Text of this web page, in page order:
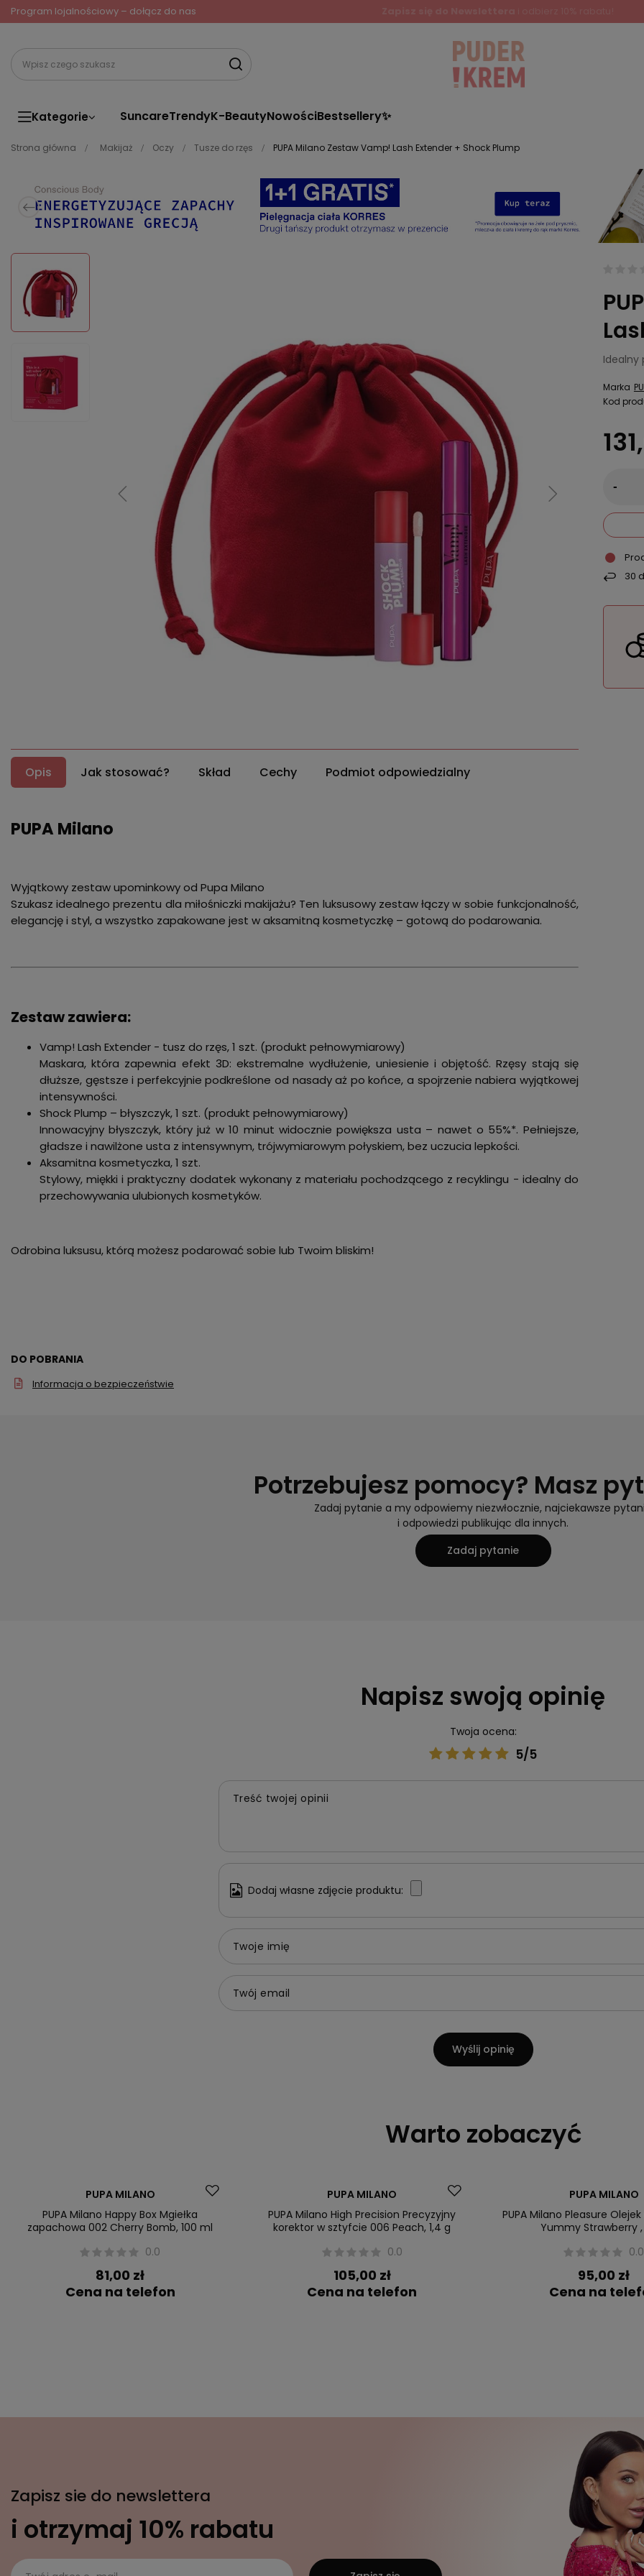
Program lojalnościowy – dołącz do nas
Kategorie SuncareTrendyK-BeautyNowościBestsellery✨
Strona główna Makijaż Oczy Tusze do rzęs PUPA Milano Zestaw Vamp! Lash Extender + Shock Plump
Opis Jak stosować? Skład Cechy Podmiot odpowiedzialny
PUPA Milano
Wyjątkowy zestaw upominkowy od Pupa Milano
Szukasz idealnego prezentu dla miłośniczki makijażu? Ten luksusowy zestaw łączy w sobie funkcjonalność,
elegancję i styl, a wszystko zapakowane jest w aksamitną kosmetyczkę – gotową do podarowania.
Zestaw zawiera:
Vamp! Lash Extender - tusz do rzęs, 1 szt. (produkt pełnowymiarowy)
Maskara, która zapewnia efekt 3D: ekstremalne wydłużenie, uniesienie i objętość. Rzęsy stają się
dłuższe, gęstsze i perfekcyjnie podkreślone od nasady aż po końce, a spojrzenie nabiera wyjątkowej
intensywności.
Shock Plump – błyszczyk, 1 szt. (produkt pełnowymiarowy)
Innowacyjny błyszczyk, który już w 10 minut widocznie powiększa usta – nawet o 55%*. Pełniejsze,
gładsze i nawilżone usta z intensywnym, trójwymiarowym połyskiem, bez uczucia lepkości.
Aksamitna kosmetyczka, 1 szt.
Stylowy, miękki i praktyczny dodatek wykonany z materiału pochodzącego z recyklingu - idealny do
przechowywania ulubionych kosmetyków.
Odrobina luksusu, którą możesz podarować sobie lub Twoim bliskim!
Idealny
Marka
Kod
-
30
DO POBRANIA
Informacja o bezpieczeństwie
Potrzebujesz pomocy? Masz
Zadaj pytanie a my odpowiemy niezwłocznie, najciekawsze
i odpowiedzi publikując dla innych.
Zadaj pytanie
Napisz swoją opinię
Twoja ocena:
5/5
Treść twojej opinii
Dodaj własne zdjęcie produktu:
Twoje imię
Twój email
Wyślij opinię
Warto zobaczyć
PUPA MILANO
PUPA Milano Happy Box Mgiełka
zapachowa 002 Cherry Bomb, 100 ml
0.0
81,00 zł
Cena na telefon
PUPA MILANO
PUPA Milano High Precision Precyzyjny
korektor w sztyfcie 006 Peach, 1,4 g
0.0
105,00 zł
Cena na telefon
PUPA MILANO
PUPA Milano Pleasure
Yummy Strawberry
0.0
95,00 zł
Cena na
Zapisz sie do newslettera
i otrzymaj 10% rabatu